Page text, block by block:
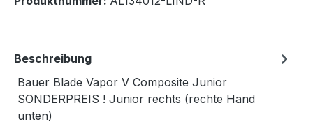
Beschreibung
Bauer Blade Vapor V Composite Junior
SONDERPREIS ! Junior rechts (rechte Hand
unten)